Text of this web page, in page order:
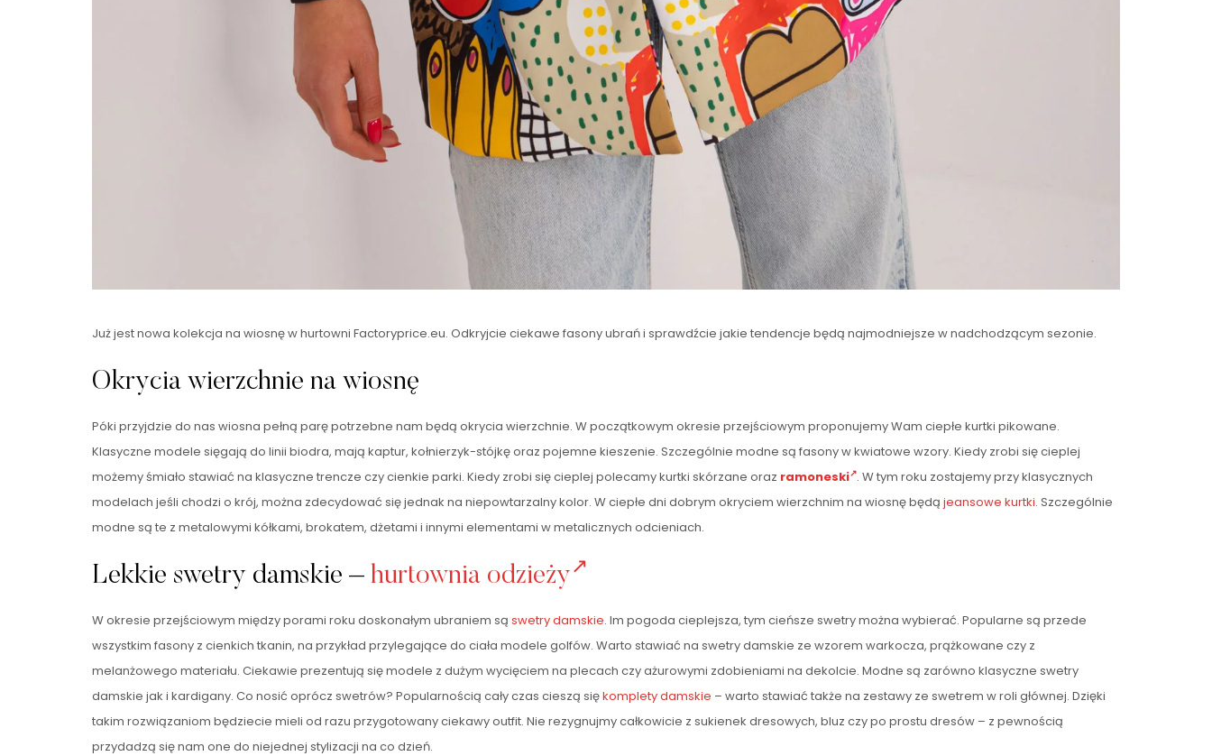
Już jest nowa kolekcja na wiosnę w hurtowni Factoryprice.eu. Odkryjcie ciekawe fasony ubrań i sprawdźcie jakie tendencje będą najmodniejsze w nadchodzącym sezonie.
Okrycia wierzchnie na wiosnę
Póki przyjdzie do nas wiosna pełną parę potrzebne nam będą okrycia wierzchnie. W początkowym okresie przejściowym proponujemy Wam ciepłe kurtki pikowane.
Klasyczne modele sięgają do linii biodra, mają kaptur, kołnierzyk-stójkę oraz pojemne kieszenie. Szczególnie modne są fasony w kwiatowe wzory. Kiedy zrobi się cieplej
możemy śmiało stawiać na klasyczne trencze czy cienkie parki. Kiedy zrobi się cieplej polecamy kurtki skórzane oraz ramoneski . W tym roku zostajemy przy klasycznych
modelach jeśli chodzi o krój, można zdecydować się jednak na niepowtarzalny kolor. W ciepłe dni dobrym okryciem wierzchnim na wiosnę będą jeansowe kurtki. Szczególnie
modne są te z metalowymi kółkami, brokatem, dżetami i innymi elementami w metalicznych odcieniach.
Lekkie swetry damskie – hurtownia odzieży
W okresie przejściowym między porami roku doskonałym ubraniem są swetry damskie. Im pogoda cieplejsza, tym cieńsze swetry można wybierać. Popularne są przede
wszystkim fasony z cienkich tkanin, na przykład przylegające do ciała modele golfów. Warto stawiać na swetry damskie ze wzorem warkocza, prążkowane czy z
melanżowego materiału. Ciekawie prezentują się modele z dużym wycięciem na plecach czy ażurowymi zdobieniami na dekolcie. Modne są zarówno klasyczne swetry
damskie jak i kardigany. Co nosić oprócz swetrów? Popularnością cały czas cieszą siękomplety damskie – warto stawiać także na zestawy ze swetrem w roli głównej. Dzięki
takim rozwiązaniom będziecie mieli od razu przygotowany ciekawy outfit. Nie rezygnujmy całkowicie z sukienek dresowych, bluz czy po prostu dresów – z pewnością
przydadzą się nam one do niejednej stylizacji na co dzień.